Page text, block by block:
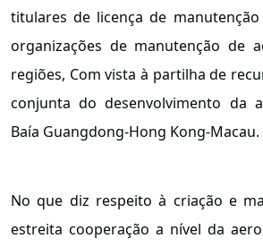
titulares de licença de
organizações de manutenção de
regiões, Com vista à partilha de
conjunta do desenvolvimento da
Baía Guangdong-Hong Kong-Macau.
No que diz respeito à criação e
estreita cooperação a nível da